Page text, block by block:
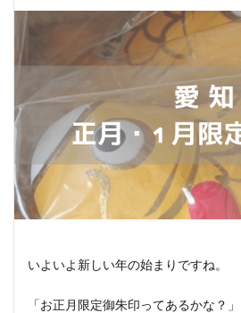
いよいよ新しい年の始まりですね。
「お正月限定御朱印ってあるかな？